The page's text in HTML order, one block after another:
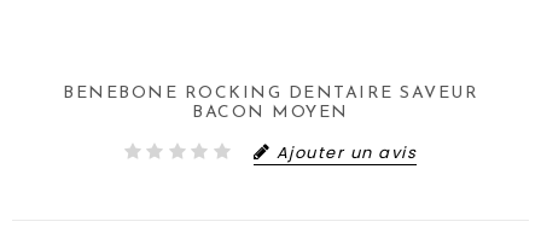
BENEBONE ROCKING DENTAIRE SAVEUR
BACON MOYEN
Ajouter un avis